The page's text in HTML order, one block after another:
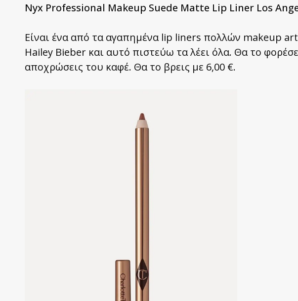
Nyx Professional Makeup Suede Matte Lip Liner Los
Είναι ένα από τα αγαπημένα lip liners πολλών makeup
Hailey Bieber και αυτό πιστεύω τα λέει όλα. Θα το
αποχρώσεις του καφέ. Θα το βρεις με 6,00 €.